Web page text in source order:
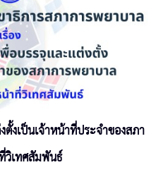
งเป็นเจ้าหน้าที่ประจำของสภา
วิเทศสัมพันธ์